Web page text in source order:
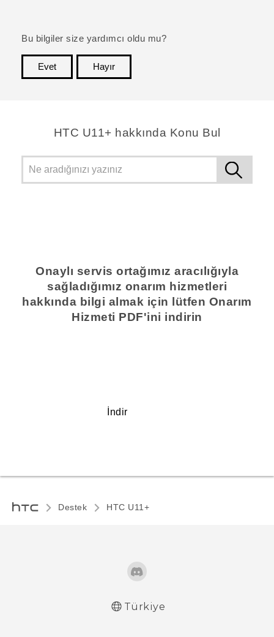
Bu bilgiler size yardımcı oldu mu?
Evet
Hayır
HTC U11+ hakkında Konu Bul
Onaylı servis ortağımız aracılığıyla
sağladığımız onarım hizmetleri
hakkında bilgi almak için lütfen Onarım
Hizmeti PDF'ini indirin
İndir
Destek HTC U11+‎
Türkiye